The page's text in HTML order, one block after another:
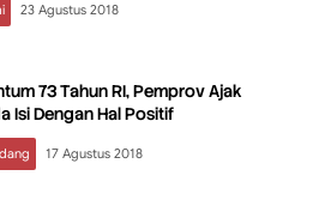
23 Agustus 2018
73 Tahun RI, Pemprov Ajak
Isi Dengan Hal Positif
17 Agustus 2018